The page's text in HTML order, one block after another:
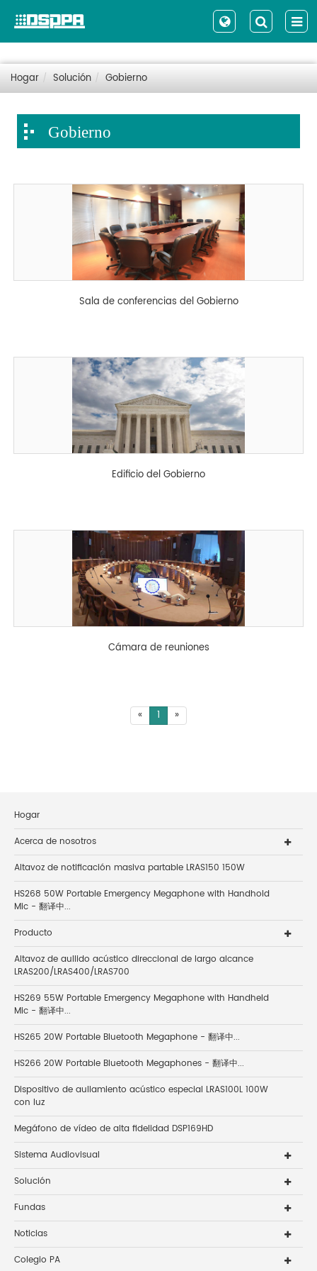
Hogar Solución Gobierno
Gobierno
Sala de conferencias del Gobierno
Edificio del Gobierno
Cámara de reuniones
« 1 »
Hogar
Acerca de nosotros
Altavoz de notificación masiva partable LRAS150 150W
HS268 50W Portable Emergency Megaphone with Handhold
Mic - 翻译中...
Producto
Altavoz de aullido acústico direccional de largo alcance
LRAS200/LRAS400/LRAS700
HS269 55W Portable Emergency Megaphone with Handheld
Mic - 翻译中...
HS265 20W Portable Bluetooth Megaphone - 翻译中...
HS266 20W Portable Bluetooth Megaphones - 翻译中...
Dispositivo de aullamiento acústico especial LRAS100L 100W
con luz
Megáfono de vídeo de alta fidelidad DSP169HD
Sistema Audiovisual
Solución
Fundas
Noticias
Colegio PA